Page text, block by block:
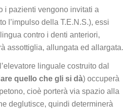
i pazienti vengono invitati a
l’impulso della T.E.N.S.), essi
contro i denti anteriori,
assottiglia, allungata ed allargata.
linguale costruito dal
quello che gli si dà) occuperà
cioè porterà via spazio alla
deglutisce, quindi determinerà